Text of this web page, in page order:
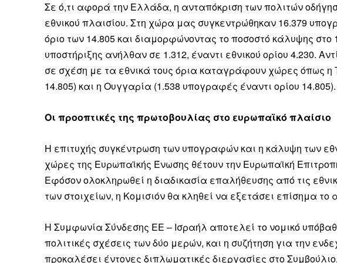
Σε ό,τι αφορά την Ελλάδα, η ανταπόκριση των πολιτών
εθνικού πλαισίου. Στη χώρα μας συγκεντρώθηκαν 16.379
όριο των 14.805 και διαμορφώνοντας το ποσοστό κάλυψης στο
υποστήριξης ανήλθαν σε 1.312, έναντι εθνικού ορίου 4.230.
σε σχέση με τα εθνικά τους όρια καταγράφουν χώρες όπως η
14.805) και η Ουγγαρία (1.538 υπογραφές έναντι ορίου 14.805).
Οι προοπτικές της πρωτοβουλίας στο ευρωπαϊκό πλαίσιο
Η επιτυχής συγκέντρωση των υπογραφών και η κάλυψη των
χώρες της Ευρωπαϊκής Ένωσης θέτουν την Ευρωπαϊκή
Εφόσον ολοκληρωθεί η διαδικασία επαλήθευσης από τις
των στοιχείων, η Κομισιόν θα κληθεί να εξετάσει επίσημα το
Η Συμφωνία Σύνδεσης ΕΕ – Ισραήλ αποτελεί το νομικό
πολιτικές σχέσεις των δύο μερών, και η συζήτηση για την
προκαλέσει έντονες διπλωματικές διεργασίες στο